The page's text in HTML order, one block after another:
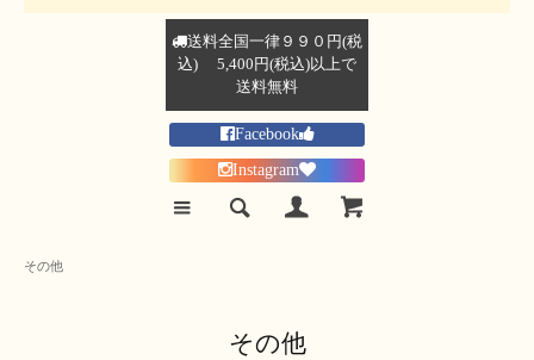
送料全国一律９９０円(税
込) 5,400円(税込)以上で
送料無料
Facebook
Instagram
その他
その他